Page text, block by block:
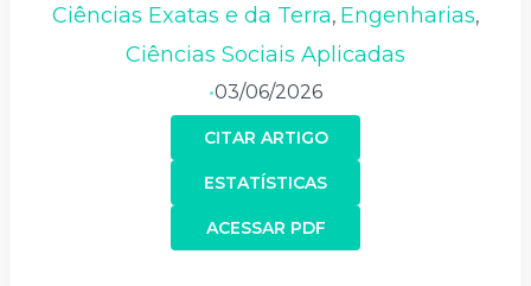
Ciências Exatas e da Terra, Engenharias,
Ciências Sociais Aplicadas
•03/06/2026
CITAR ARTIGO
ACESSAR PDF
ESTATÍSTICAS